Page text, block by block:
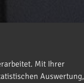
Mit Ihrer
Auswertung,